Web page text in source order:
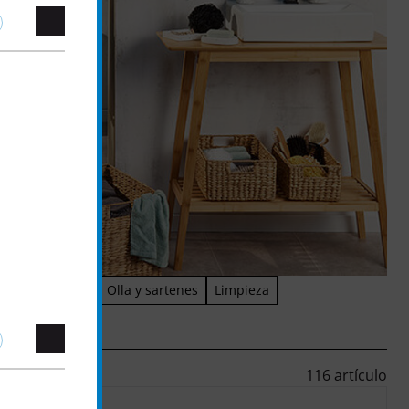
Olla y sartenes
Limpieza
116 artículo